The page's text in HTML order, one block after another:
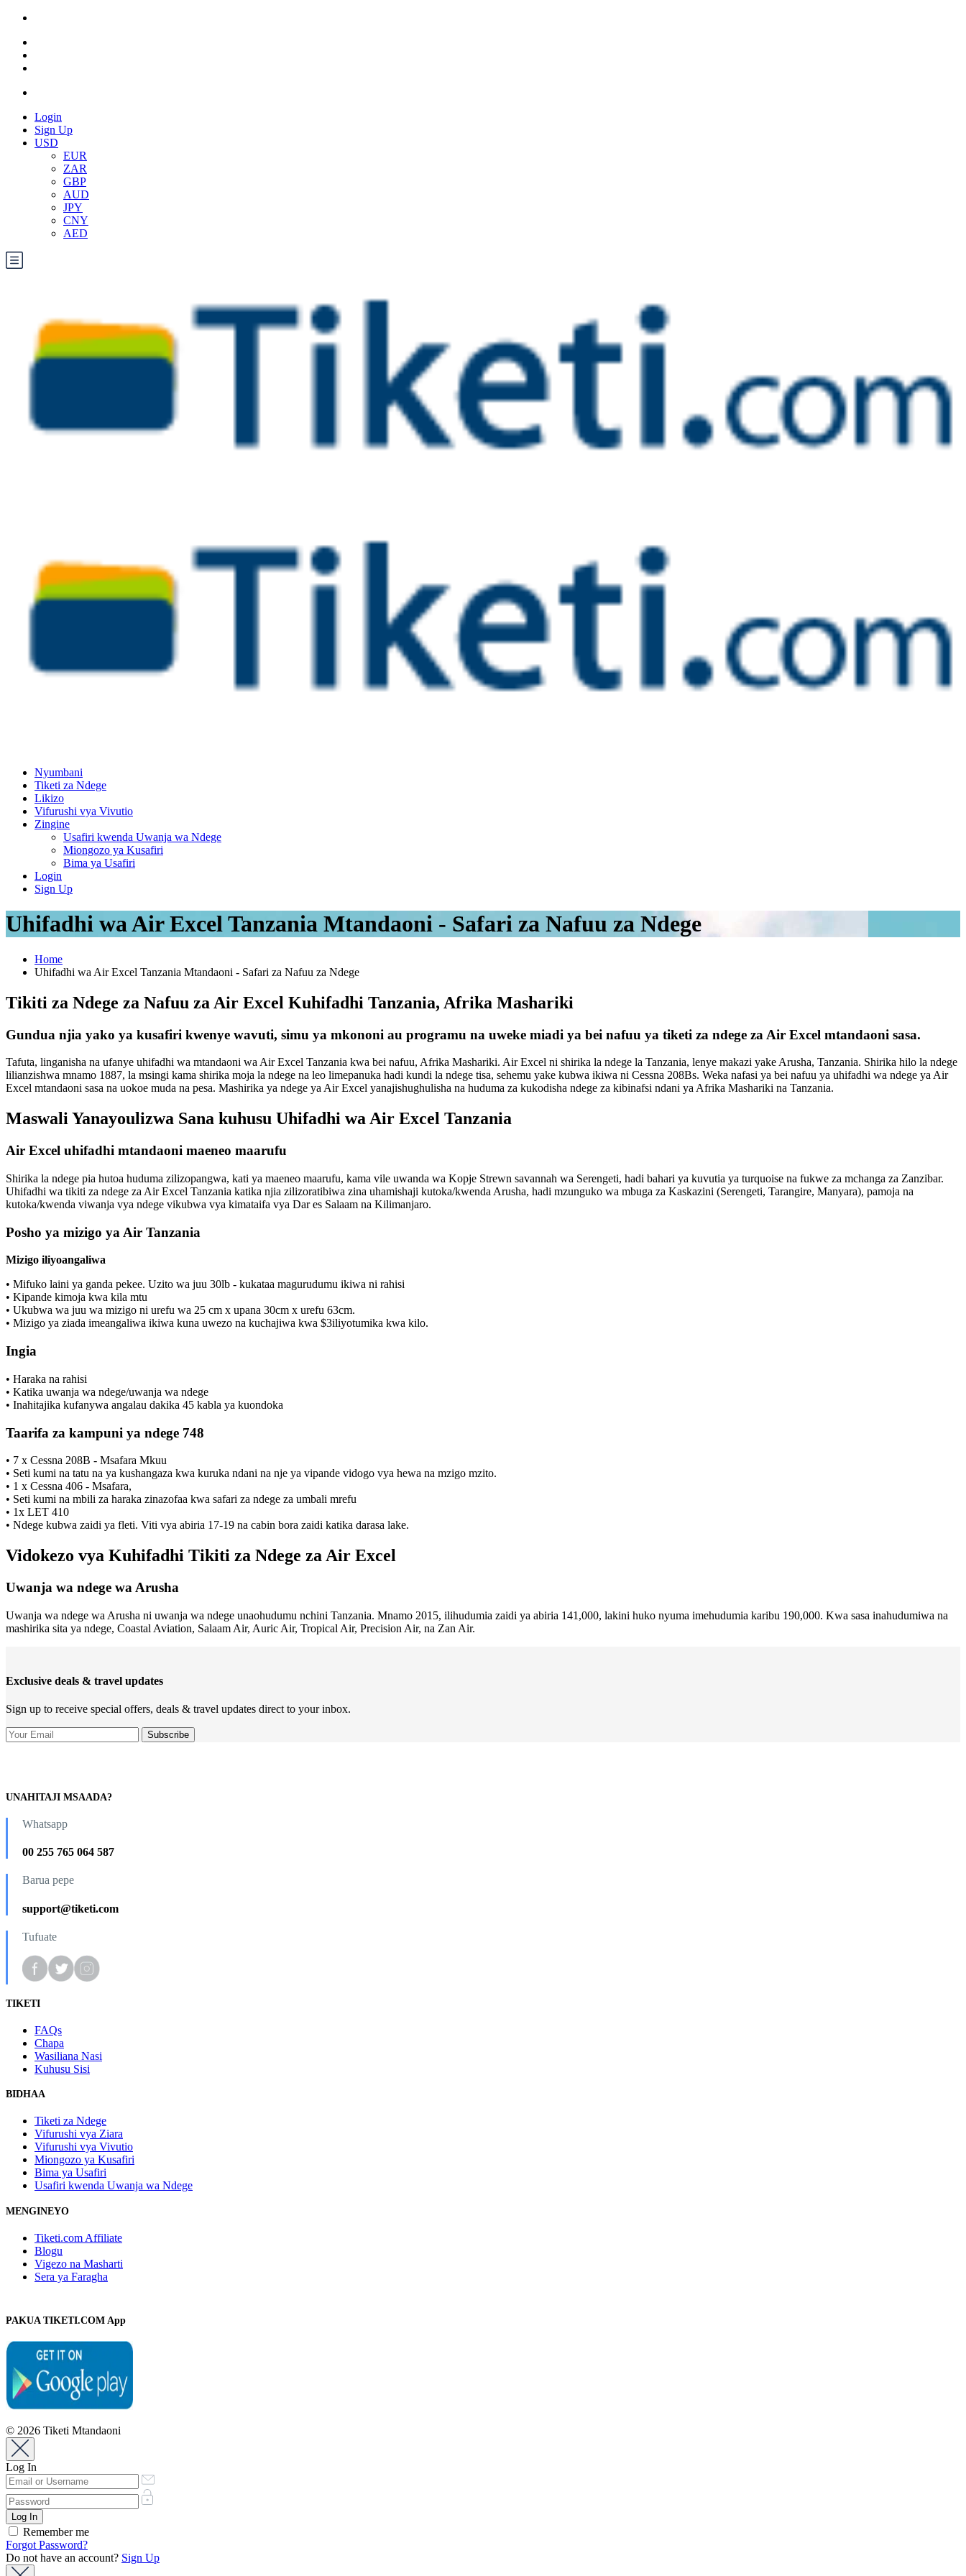
Login
Sign Up
USD
EUR
ZAR
GBP
AUD
JPY
CNY
AED
Nyumbani
Tiketi za Ndege
Likizo
Vifurushi vya Vivutio
Zingine
Usafiri kwenda Uwanja wa Ndege
Miongozo ya Kusafiri
Bima ya Usafiri
Login
Sign Up
Uhifadhi wa Air Excel Tanzania Mtandaoni - Safari za Nafuu za Ndege
Home
Uhifadhi wa Air Excel Tanzania Mtandaoni - Safari za Nafuu za Ndege
Tikiti za Ndege za Nafuu za Air Excel Kuhifadhi Tanzania, Afrika Mashariki
Gundua njia yako ya kusafiri kwenye wavuti, simu ya mkononi au programu na uweke miadi ya bei nafuu ya tiketi za ndege za Air Excel mtandaoni sasa.
Tafuta, linganisha na ufanye uhifadhi wa mtandaoni wa Air Excel Tanzania kwa bei nafuu, Afrika Mashariki. Air Excel ni shirika la ndege la Tanzania, lenye makazi yake Arusha, Tanzania. Shirika hilo la ndege
lilianzishwa mnamo 1887, la msingi kama shirika moja la ndege na leo limepanuka hadi kundi la ndege tisa, sehemu yake kubwa ikiwa ni Cessna 208Bs. Weka nafasi ya bei nafuu ya uhifadhi wa ndege ya Air
Excel mtandaoni sasa na uokoe muda na pesa. Mashirika ya ndege ya Air Excel yanajishughulisha na huduma za kukodisha ndege za kibinafsi ndani ya Afrika Mashariki na Tanzania.
Maswali Yanayoulizwa Sana kuhusu Uhifadhi wa Air Excel Tanzania
Air Excel uhifadhi mtandaoni maeneo maarufu
Shirika la ndege pia hutoa huduma zilizopangwa, kati ya maeneo maarufu, kama vile uwanda wa Kopje Strewn savannah wa Serengeti, hadi bahari ya kuvutia ya turquoise na fukwe za mchanga za Zanzibar.
Uhifadhi wa tikiti za ndege za Air Excel Tanzania katika njia zilizoratibiwa zina uhamishaji kutoka/kwenda Arusha, hadi mzunguko wa mbuga za Kaskazini (Serengeti, Tarangire, Manyara), pamoja na
kutoka/kwenda viwanja vya ndege vikubwa vya kimataifa vya Dar es Salaam na Kilimanjaro.
Posho ya mizigo ya Air Tanzania
Mizigo iliyoangaliwa
• Mifuko laini ya ganda pekee. Uzito wa juu 30lb - kukataa magurudumu ikiwa ni rahisi
• Kipande kimoja kwa kila mtu
• Ukubwa wa juu wa mizigo ni urefu wa 25 cm x upana 30cm x urefu 63cm.
• Mizigo ya ziada imeangaliwa ikiwa kuna uwezo na kuchajiwa kwa $3iliyotumika kwa kilo.
Ingia
• Haraka na rahisi
• Katika uwanja wa ndege/uwanja wa ndege
• Inahitajika kufanywa angalau dakika 45 kabla ya kuondoka
Taarifa za kampuni ya ndege 748
• 7 x Cessna 208B - Msafara Mkuu
• Seti kumi na tatu na ya kushangaza kwa kuruka ndani na nje ya vipande vidogo vya hewa na mzigo mzito.
• 1 x Cessna 406 - Msafara,
• Seti kumi na mbili za haraka zinazofaa kwa safari za ndege za umbali mrefu
• 1x LET 410
• Ndege kubwa zaidi ya fleti. Viti vya abiria 17-19 na cabin bora zaidi katika darasa lake.
Vidokezo vya Kuhifadhi Tikiti za Ndege za Air Excel
Uwanja wa ndege wa Arusha
Uwanja wa ndege wa Arusha ni uwanja wa ndege unaohudumu nchini Tanzania. Mnamo 2015, ilihudumia zaidi ya abiria 141,000, lakini huko nyuma imehudumia karibu 190,000. Kwa sasa inahudumiwa na
mashirika sita ya ndege, Coastal Aviation, Salaam Air, Auric Air, Tropical Air, Precision Air, na Zan Air.
Exclusive deals & travel updates
Sign up to receive special offers, deals & travel updates direct to your inbox.
UNAHITAJI MSAADA?
Whatsapp
00 255 765 064 587
Barua pepe
support@tiketi.com
Tufuate
TIKETI
FAQs
Chapa
Wasiliana Nasi
Kuhusu Sisi
BIDHAA
Tiketi za Ndege
Vifurushi vya Ziara
Vifurushi vya Vivutio
Miongozo ya Kusafiri
Bima ya Usafiri
Usafiri kwenda Uwanja wa Ndege
MENGINEYO
Tiketi.com Affiliate
Blogu
Vigezo na Masharti
Sera ya Faragha
PAKUA TIKETI.COM App
© 2026 Tiketi Mtandaoni
Log In
Remember me
Forgot Password?
Do not have an account? Sign Up